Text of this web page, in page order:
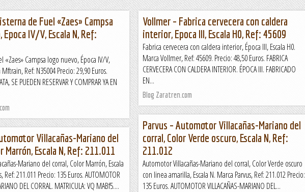
de Fuel «Zaes» Campsa
Epoca IV/V, Escala N, Ref:
«Zaes» Campsa logo nuevo, Época IV/V,
Mftrain, Ref: N35004 Precio: 29,90 Euros.
SE PUEDEN RESERVAR Y COMPRAR YA EN
Vollmer – Fabrica cervecera con caldera
interior, Epoca III, Escala H0, Ref: 45609
Fabrica cervecera con caldera interior, Época III, Escala H0.
Marca Vollmer, Ref: 45609. Precio: 48,50 Euros. FABRICA
CERVECERA CON CALDERA INTERIOR. ÉPOCA III. FABRICADO
EN...
Blog Zaratren.com
Parvus – Automotor Villacañas-Mariano del
corral, Color Verde oscuro, Escala N, Ref:
211.012
Automotor Villacañas-Mariano del corral, Color Verde oscuro
con linea amarilla, Escala N. Marca Parvus, Ref: 211.012 Precio:
135 Euros. AUTOMOTOR VILLACAÑAS-MARIANO DEL...
Villacañas-Mariano del
Marrón, Escala N, Ref: 211.011
Mariano del corral, Color Marrón, Escala
Ref: 211.011 Precio: 135 Euros. AUTOMOTOR
DEL CORRAL. MATRICULA: VQ MABf5....